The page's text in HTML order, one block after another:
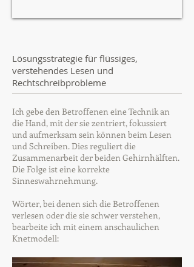
Lösungsstrategie für flüssiges,
verstehendes Lesen und
Rechtschreibprobleme
Ich gebe den Betroffenen eine Technik an
die Hand, mit der sie zentriert, fokussiert
und aufmerksam sein können beim Lesen
und Schreiben. Dies reguliert die
Zusammenarbeit der beiden Gehirnhälften.
Die Folge ist eine korrekte
Sinneswahrnehmung.
Wörter, bei denen sich die Betroffenen
verlesen oder die sie schwer verstehen,
bearbeite ich mit einem anschaulichen
Knetmodell: